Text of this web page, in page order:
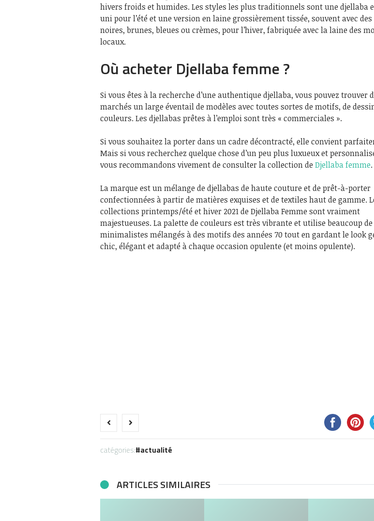
hivers froids et humides. Les styles les plus traditionnels sont une djellaba
uni pour l’été et une version en laine grossièrement tissée, souvent avec
noires, brunes, bleues ou crèmes, pour l’hiver, fabriquée avec la laine des
locaux.
Où acheter Djellaba femme ?
Si vous êtes à la recherche d’une authentique djellaba, vous pouvez trouver
marchés un large éventail de modèles avec toutes sortes de motifs, de
couleurs. Les djellabas prêtes à l’emploi sont très « commerciales ».
Si vous souhaitez la porter dans un cadre décontracté, elle convient
Mais si vous recherchez quelque chose d’un peu plus luxueux et
vous recommandons vivement de consulter la collection de Djellaba femme.
La marque est un mélange de djellabas de haute couture et de prêt-à-porter
confectionnées à partir de matières exquises et de textiles haut de gamme.
collections printemps/été et hiver 2021 de Djellaba Femme sont vraiment
majestueuses. La palette de couleurs est très vibrante et utilise beaucoup
minimalistes mélangés à des motifs des années 70 tout en gardant le look
chic, élégant et adapté à chaque occasion opulente (et moins opulente).
catégories: actualité
ARTICLES SIMILAIRES